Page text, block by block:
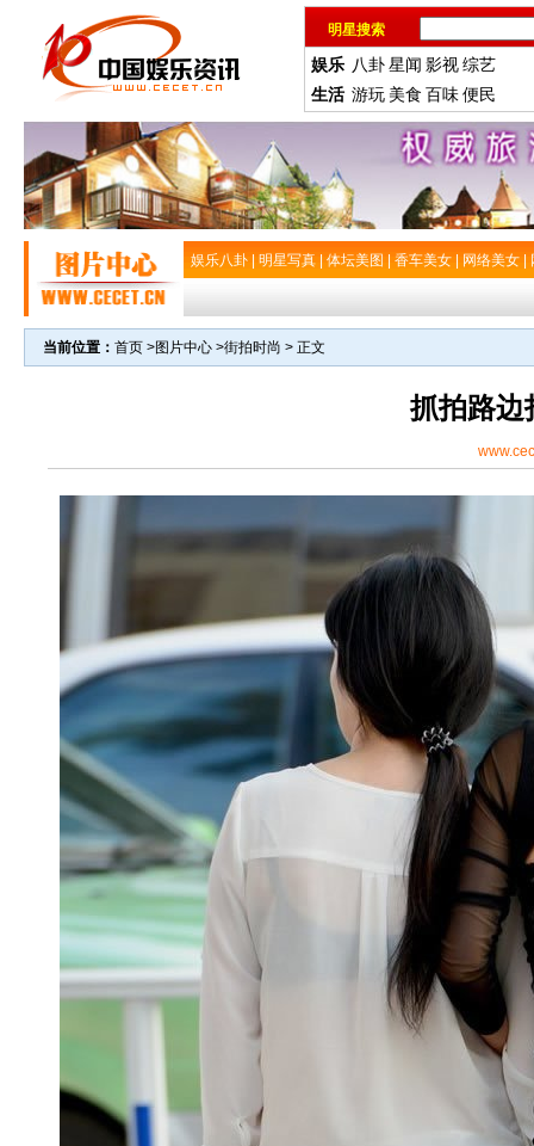
明星搜索
娱乐 八卦星闻 影视综艺
生活 游玩 美食 百味便民
娱乐八卦 明星写真 体坛美图 香车美女 网络美女
当前位置： 首页 >图片中心 >街拍时尚 > 正文
抓拍路边